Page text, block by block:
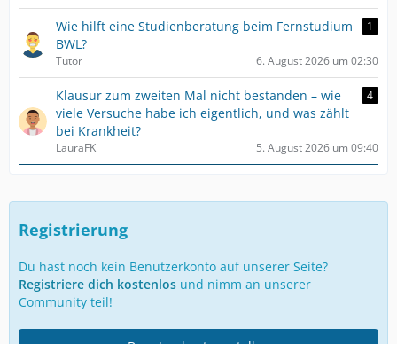
Wie hilft eine Studienberatung beim Fernstudium
BWL?
1
Tutor 6. August 2026 um 02:30
Klausur zum zweiten Mal nicht bestanden – wie
viele Versuche habe ich eigentlich, und was zählt
bei Krankheit?
4
LauraFK 5. August 2026 um 09:40
Registrierung
Du hast noch kein Benutzerkonto auf unserer Seite?
Registriere dich kostenlos und nimm an unserer
Community teil!